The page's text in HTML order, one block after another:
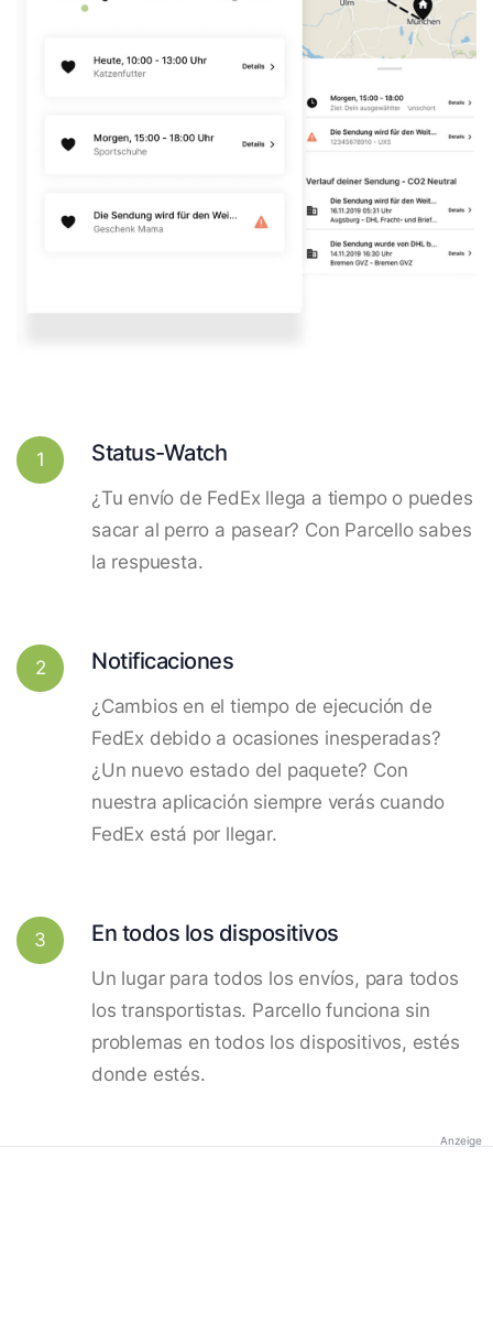
1 Status-Watch
¿Tu envío de FedEx llega a tiempo o puedes
sacar al perro a pasear? Con Parcello sabes
la respuesta.
2 Notificaciones
¿Cambios en el tiempo de ejecución de
FedEx debido a ocasiones inesperadas?
¿Un nuevo estado del paquete? Con
nuestra aplicación siempre verás cuando
FedEx está por llegar.
3 En todos los dispositivos
Un lugar para todos los envíos, para todos
los transportistas. Parcello funciona sin
problemas en todos los dispositivos, estés
donde estés.
Anzeige